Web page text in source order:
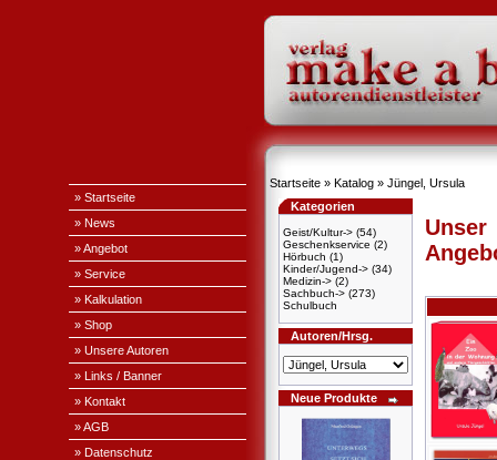
» Startseite
» News
» Angebot
» Service
» Kalkulation
» Shop
» Unsere Autoren
» Links / Banner
» Kontakt
» AGB
» Datenschutz
Startseite » Katalog » Jüngel, Ursula
Kategorien
Geist/Kultur-> (54)
Geschenkservice (2)
Hörbuch (1)
Kinder/Jugend-> (34)
Medizin-> (2)
Sachbuch-> (273)
Schulbuch
Autoren/Hrsg.
Neue Produkte
Unser